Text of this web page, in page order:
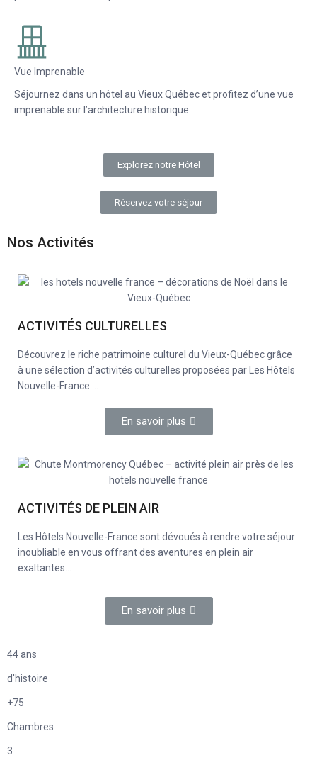
Vue Imprenable
Séjournez dans un hôtel au Vieux Québec et profitez d’une vue
imprenable sur l’architecture historique.
Explorez notre Hôtel
Réservez votre séjour
Nos Activités
ACTIVITÉS CULTURELLES
Découvrez le riche patrimoine culturel du Vieux-Québec grâce
à une sélection d’activités culturelles proposées par Les Hôtels
Nouvelle-France….
En savoir plus
ACTIVITÉS DE PLEIN AIR
Les Hôtels Nouvelle-France sont dévoués à rendre votre séjour
inoubliable en vous offrant des aventures en plein air
exaltantes…
En savoir plus
44 ans
d'histoire
+75
Chambres
3